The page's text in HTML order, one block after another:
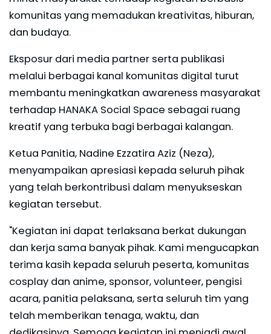
komunitas yang memadukan kreativitas, hiburan,
dan budaya.
Eksposur dari media partner serta publikasi
melalui berbagai kanal komunitas digital turut
membantu meningkatkan awareness masyarakat
terhadap HANAKA Social Space sebagai ruang
kreatif yang terbuka bagi berbagai kalangan.
Ketua Panitia, Nadine Ezzatira Aziz (Neza),
menyampaikan apresiasi kepada seluruh pihak
yang telah berkontribusi dalam menyukseskan
kegiatan tersebut.
"Kegiatan ini dapat terlaksana berkat dukungan
dan kerja sama banyak pihak. Kami mengucapkan
terima kasih kepada seluruh peserta, komunitas
cosplay dan anime, sponsor, volunteer, pengisi
acara, panitia pelaksana, serta seluruh tim yang
telah memberikan tenaga, waktu, dan